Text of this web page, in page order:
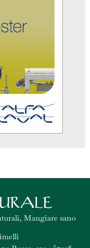
Mangiare sano